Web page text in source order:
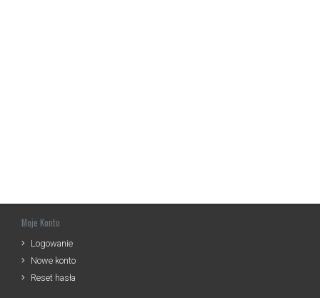
Moje Konto
Logowanie
Nowe konto
Reset hasła